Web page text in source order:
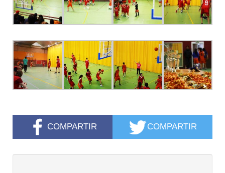
COMPARTIR COMPARTIR